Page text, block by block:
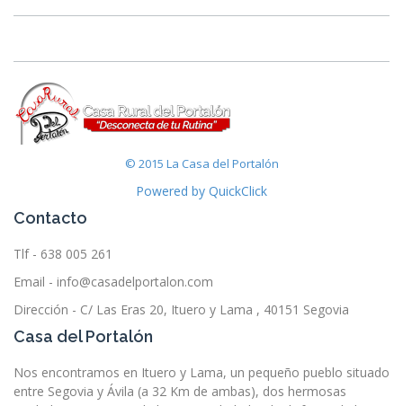
© 2015 La Casa del Portalón
Powered by QuickClick
Contacto
Tlf - 638 005 261
Email - info@casadelportalon.com
Dirección - C/ Las Eras 20, Ituero y Lama , 40151 Segovia
Casa del Portalón
Nos encontramos en Ituero y Lama, un pequeño pueblo situado
entre Segovia y Ávila (a 32 Km de ambas), dos hermosas